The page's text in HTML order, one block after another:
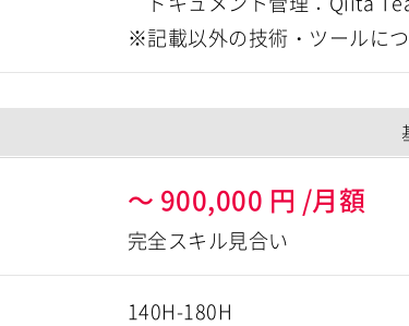
※記載以外の技術・ツールに
～ 900,000 円 /月額
完全スキル見合い
140H-180H